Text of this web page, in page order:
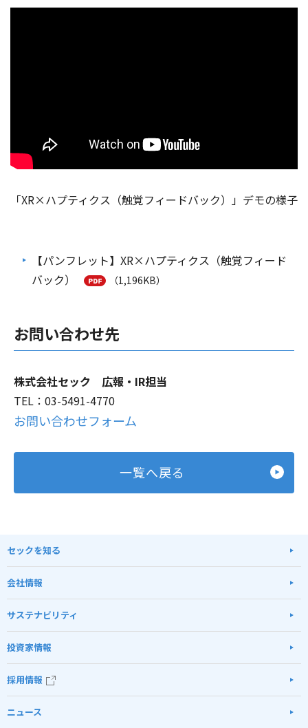
「XR×ハプティクス（触覚フィードバック）」デモの様子
【パンフレット】XR×ハプティクス（触覚フィード
バック）
（1,196KB）
お問い合わせ先
株式会社セック 広報・IR担当
TEL：03-5491-4770
お問い合わせフォーム
一覧へ戻る
セックを知る
会社情報
サステナビリティ
投資家情報
採用情報
ニュース